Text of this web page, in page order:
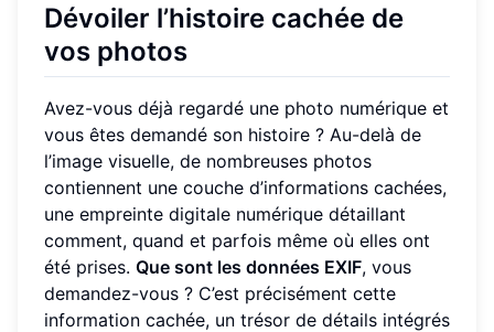
Dévoiler l’histoire cachée de
vos photos
Avez-vous déjà regardé une photo numérique et
vous êtes demandé son histoire ? Au-delà de
l’image visuelle, de nombreuses photos
contiennent une couche d’informations cachées,
une empreinte digitale numérique détaillant
comment, quand et parfois même où elles ont
été prises. Que sont les données EXIF, vous
demandez-vous ? C’est précisément cette
information cachée, un trésor de détails intégrés